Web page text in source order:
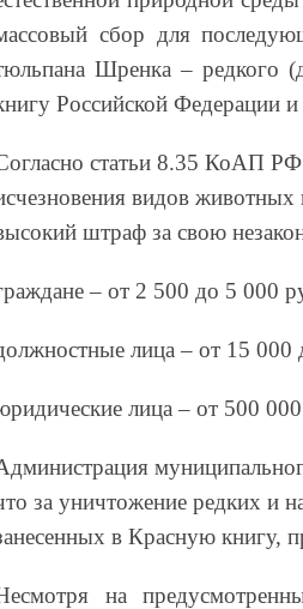
сбор для
Шренка – редкого
Российской Федерации
статьи 8.35 КоАП
видов животных
штраф за свою
– от 2 500 до 5 000
лица – от 15 000
лица – от 500
за уничтожение редких и
в Красную книгу,
на